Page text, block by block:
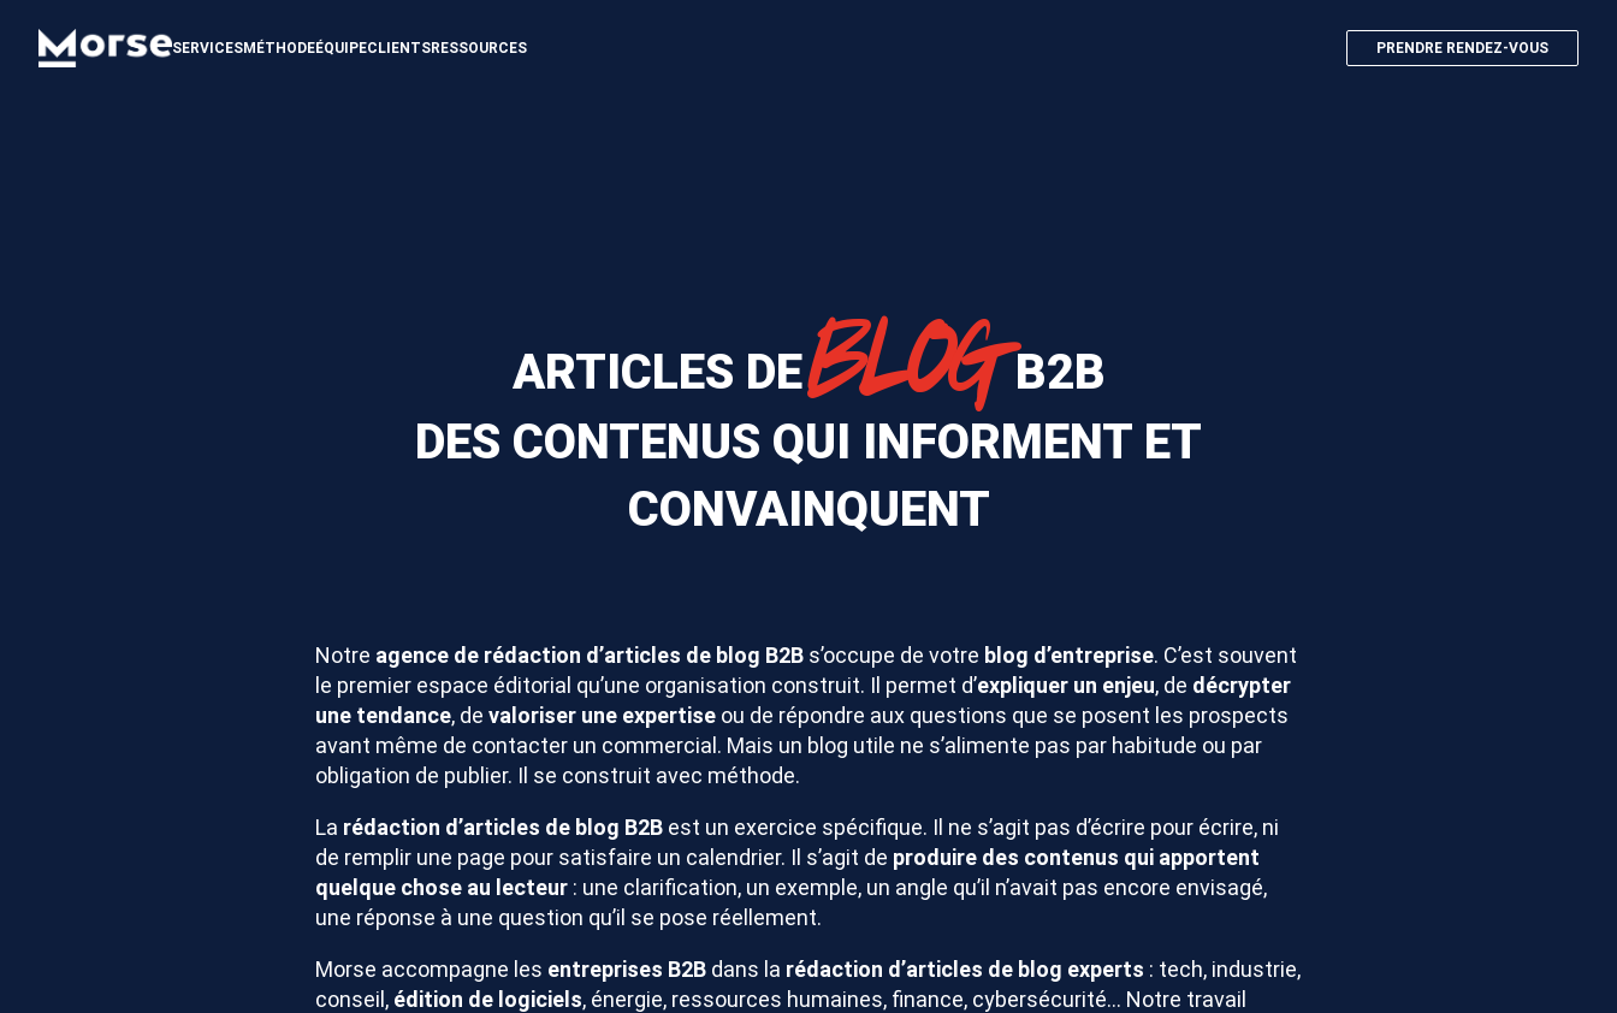
SERVICESMÉTHODEÉQUIPECLIENTSRESSOURCES PRENDRE RENDEZ-VOUS
ARTICLES DEBLOGB2B
DES CONTENUS QUI INFORMENT ET
CONVAINQUENT
Notre agence de rédaction d’articles de blog B2B s’occupe de votre blog d’entreprise. C’est souvent
le premier espace éditorial qu’une organisation construit. Il permet d’expliquer un enjeu, de décrypter
une tendance, de valoriser une expertise ou de répondre aux questions que se posent les prospects
avant même de contacter un commercial. Mais un blog utile ne s’alimente pas par habitude ou par
obligation de publier. Il se construit avec méthode.
La rédaction d’articles de blog B2B est un exercice spécifique. Il ne s’agit pas d’écrire pour écrire, ni
de remplir une page pour satisfaire un calendrier. Il s’agit de produire des contenus qui apportent
quelque chose au lecteur : une clarification, un exemple, un angle qu’il n’avait pas encore envisagé,
une réponse à une question qu’il se pose réellement.
Morse accompagne les entreprises B2B dans la rédaction d’articles de blog experts : tech, industrie,
conseil, édition de logiciels, énergie, ressources humaines, finance, cybersécurité… Notre travail